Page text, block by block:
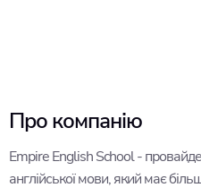
Про компанію
Empire English School -
англійської мови, який має